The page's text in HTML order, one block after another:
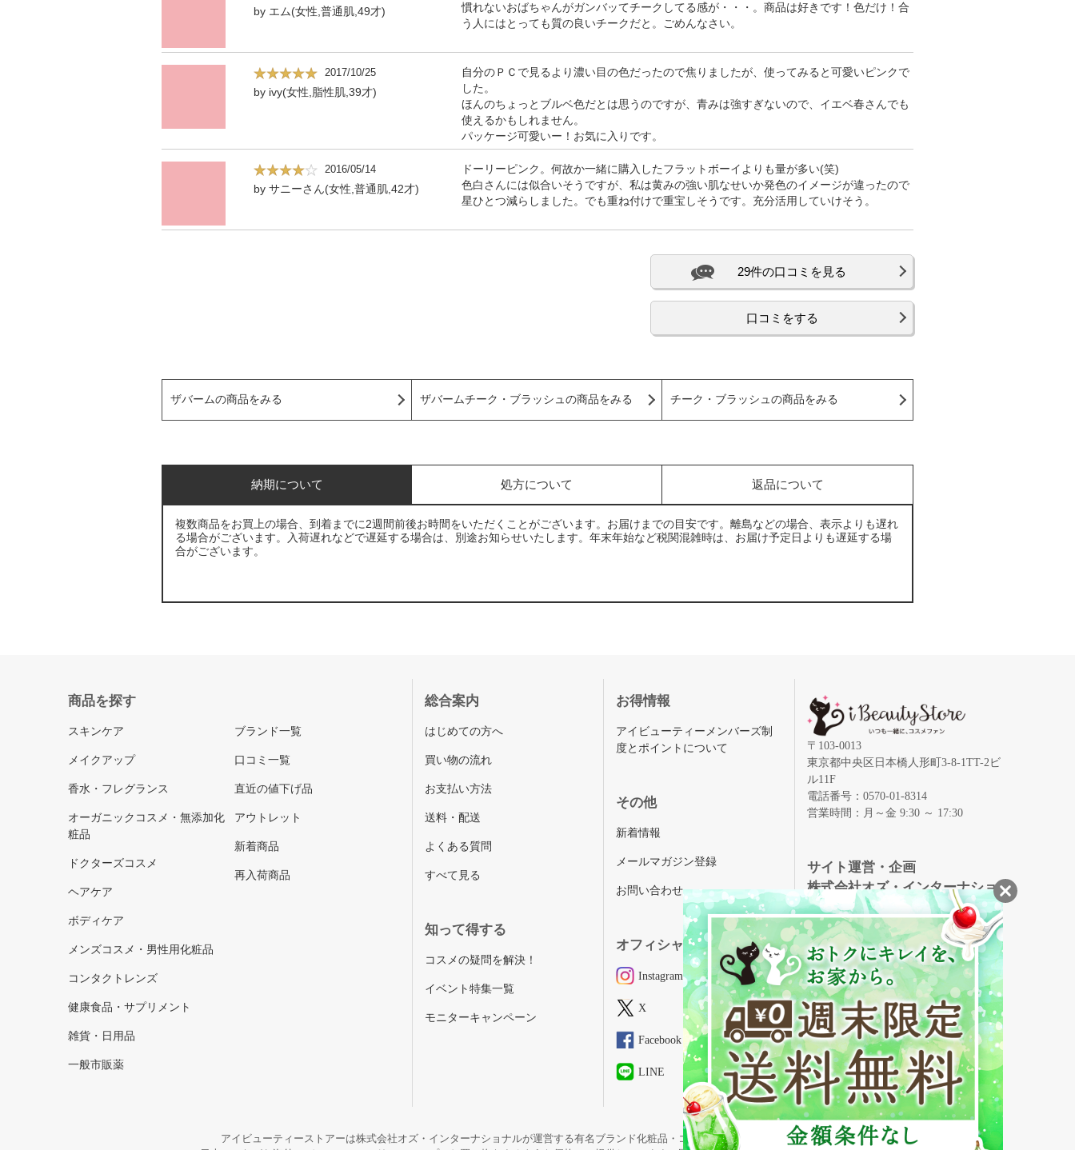
by エム(女性,普通肌,49才)
慣れないおばちゃんがガンバッてチークしてる感が・・・。商品は好きです！色だけ！合
う人にはとっても質の良いチークだと。ごめんなさい。
2017/10/25
by ivy(女性,脂性肌,39才)
自分のＰＣで見るより濃い目の色だったので焦りましたが、使ってみると可愛いピンクで
した。
ほんのちょっとブルベ色だとは思うのですが、青みは強すぎないので、イエベ春さんでも
使えるかもしれません。
パッケージ可愛いー！お気に入りです。
2016/05/14
by サニーさん(女性,普通肌,42才)
ドーリーピンク。何故か一緒に購入したフラットボーイよりも量が多い(笑)
色白さんには似合いそうですが、私は黄みの強い肌なせいか発色のイメージが違ったので
星ひとつ減らしました。でも重ね付けで重宝しそうです。充分活用していけそう。
29件の口コミを見る
口コミをする
ザバームの商品をみる ザバームチーク・ブラッシュの商品をみる チーク・ブラッシュの商品をみる
納期について 処方について 返品について
複数商品をお買上の場合、到着までに2週間前後お時間をいただくことがございます。お届けまでの目安です。離島などの場合、表示よりも遅れ
る場合がございます。入荷遅れなどで遅延する場合は、別途お知らせいたします。年末年始など税関混雑時は、お届け予定日よりも遅延する場
合がございます。
商品を探す
スキンケア
メイクアップ
香水・フレグランス
オーガニックコスメ・無添加化
粧品
ドクターズコスメ
ヘアケア
ボディケア
メンズコスメ・男性用化粧品
コンタクトレンズ
健康食品・サプリメント
雑貨・日用品
一般市販薬
ブランド一覧
口コミ一覧
直近の値下げ品
アウトレット
新着商品
再入荷商品
総合案内
はじめての方へ
買い物の流れ
お支払い方法
送料・配送
よくある質問
すべて見る
知って得する
コスメの疑問を解決！
イベント特集一覧
モニターキャンペーン
お得情報
アイビューティーメンバーズ制
度とポイントについて
その他
新着情報
メールマガジン登録
お問い合わせ
オフィシャルSNS
Instagram
X
Facebook
LINE
〒103-0013
東京都中央区日本橋人形町3-8-1TT-2ビ
ル11F
電話番号：0570-01-8314
営業時間：月～金 9:30 ～ 17:30
サイト運営・企画
株式会社オズ・インターナショ
ナル
創業150年、英国伝統の最高級猪毛ハン
ドメイドヘアブラシ
メイソンピアソン
アイビューティーストアーは株式会社オズ・インターナショナルが運営する有名ブランド化粧品・コスメ・美容商品の通販サイトです。